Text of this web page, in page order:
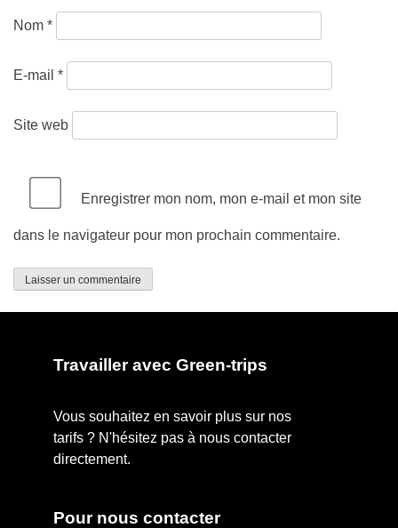
Nom *
E-mail *
Site web
Enregistrer mon nom, mon e-mail et mon site
dans le navigateur pour mon prochain commentaire.
Travailler avec Green-trips
Vous souhaitez en savoir plus sur nos
tarifs ? N'hésitez pas à nous contacter
directement.
Pour nous contacter